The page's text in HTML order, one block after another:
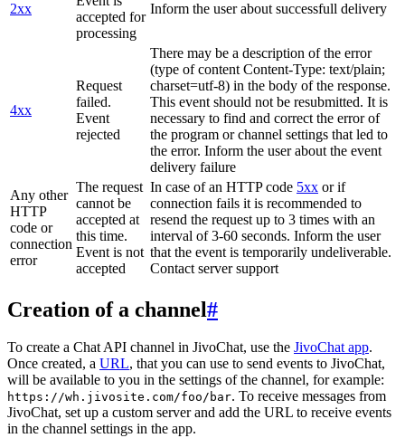
2xx
accepted for
processing
Inform the user about successfull delivery
4xx
Request
failed.
Event
rejected
There may be a description of the error
(type of content Content-Type: text/plain;
charset=utf-8) in the body of the response.
This event should not be resubmitted. It is
necessary to find and correct the error of
the program or channel settings that led to
the error. Inform the user about the event
delivery failure
Any other
HTTP
code or
connection
error
The request
cannot be
accepted at
this time.
Event is not
accepted
In case of an HTTP code 5xx or if
connection fails it is recommended to
resend the request up to 3 times with an
interval of 3-60 seconds. Inform the user
that the event is temporarily undeliverable.
Contact server support
Creation of a channel#
To create a Chat API channel in JivoChat, use the JivoChat app.
Once created, a URL, that you can use to send events to JivoChat,
will be available to you in the settings of the channel, for example:
https://wh.jivosite.com/foo/bar. To receive messages from
JivoChat, set up a custom server and add the URL to receive events
in the channel settings in the app.